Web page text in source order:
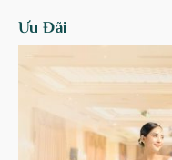
Ưu Đãi